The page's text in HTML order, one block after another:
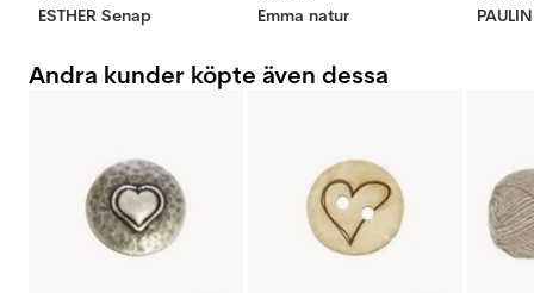
ESTHER Senap
Emma natur
Andra kunder köpte även dessa